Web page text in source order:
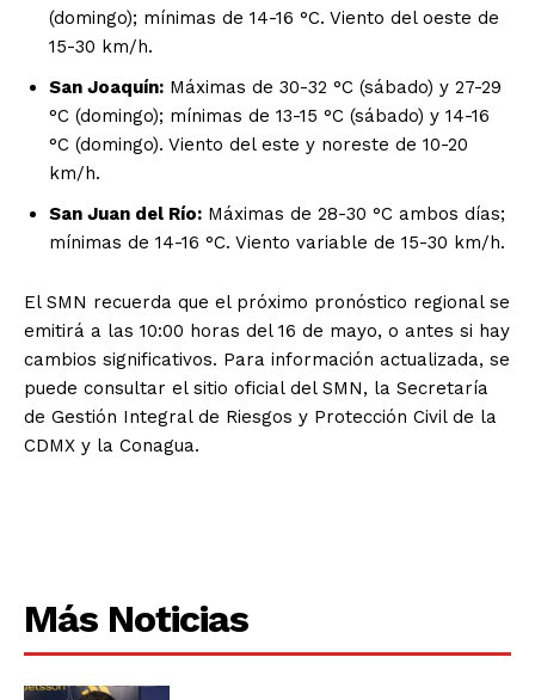
(domingo); mínimas de 14-16 °C. Viento del oeste de
15-30 km/h.
San Joaquín: Máximas de 30-32 °C (sábado) y 27-29
°C (domingo); mínimas de 13-15 °C (sábado) y 14-16
°C (domingo). Viento del este y noreste de 10-20
km/h.
San Juan del Río: Máximas de 28-30 °C ambos días;
mínimas de 14-16 °C. Viento variable de 15-30 km/h.
El SMN recuerda que el próximo pronóstico regional se
emitirá a las 10:00 horas del 16 de mayo, o antes si hay
cambios significativos. Para información actualizada, se
puede consultar el sitio oficial del SMN, la Secretaría
de Gestión Integral de Riesgos y Protección Civil de la
CDMX y la Conagua.
Más Noticias